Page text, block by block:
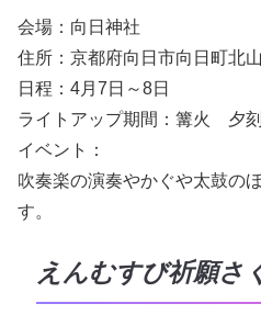
会場：向日神社
住所：京都府向日市向日町北
日程：4月7日～8日
ライトアップ期間：篝火 夕
イベント：
吹奏楽の演奏やかぐや太鼓の
す。
えんむすび祈願さ